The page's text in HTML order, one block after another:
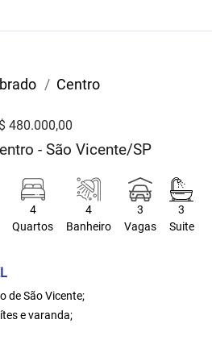
Centro
480.000,00
- São Vicente/SP
4
Quartos
4
Banheiro
3
Vagas
3
Suite
de São Vicente;
e varanda;